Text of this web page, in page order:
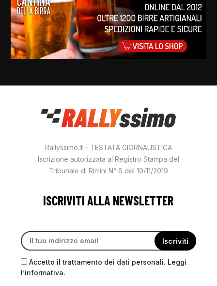
Rallyssimo.it – TESTATA GIORNALISTICA
Iscrizione autorizzata al Registro Stampa del
Tribunale di Rimini N° 6 del 19/11/2019
ISCRIVITI ALLA NEWSLETTER
Accetto il trattamento dei dati personali. Leggi
l’informativa.